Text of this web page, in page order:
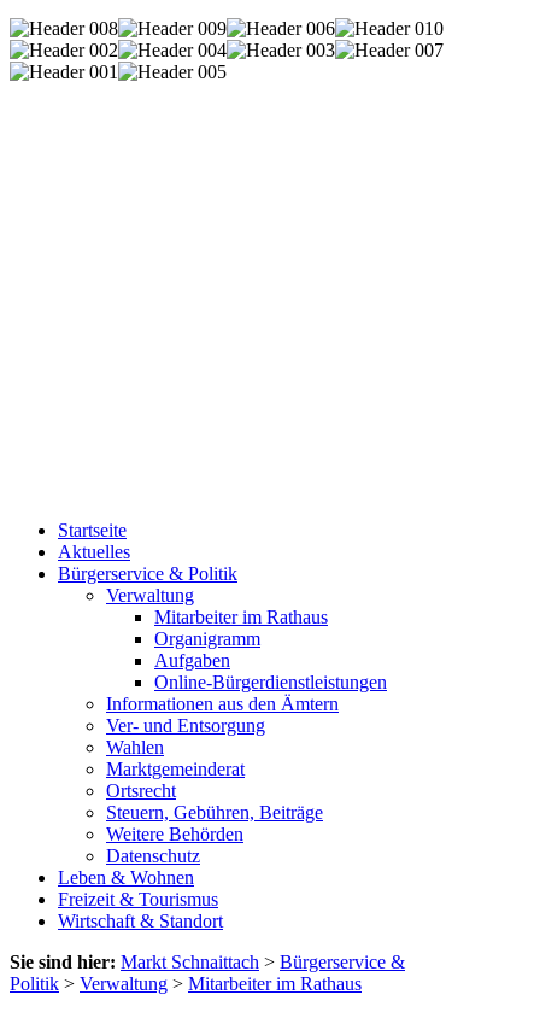
Startseite
Aktuelles
Bürgerservice & Politik
Verwaltung
Mitarbeiter im Rathaus
Organigramm
Aufgaben
Online-Bürgerdienstleistungen
Informationen aus den Ämtern
Ver- und Entsorgung
Wahlen
Marktgemeinderat
Ortsrecht
Steuern, Gebühren, Beiträge
Weitere Behörden
Datenschutz
Leben & Wohnen
Freizeit & Tourismus
Wirtschaft & Standort
Sie sind hier: Markt Schnaittach > Bürgerservice &
Politik > Verwaltung > Mitarbeiter im Rathaus